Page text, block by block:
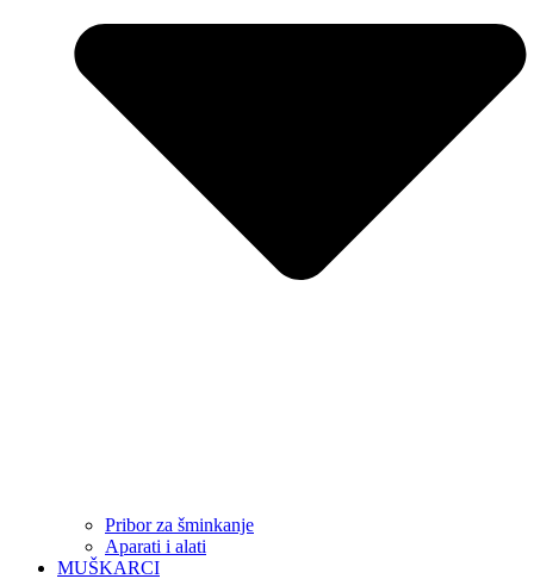
Pribor za šminkanje
Aparati i alati
MUŠKARCI